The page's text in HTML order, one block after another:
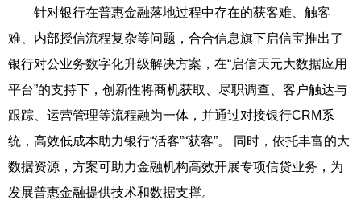
针对银行在普惠金融落地过程中存在的获客难、触客
难、内部授信流程复杂等问题，合合信息旗下启信宝推出了
银行对公业务数字化升级解决方案，在“启信天元大数据应用
平台”的支持下，创新性将商机获取、尽职调查、客户触达与
跟踪、运营管理等流程融为一体，并通过对接银行CRM系
统，高效低成本助力银行“活客”“获客”。 同时，依托丰富的大
数据资源，方案可助力金融机构高效开展专项信贷业务，为
发展普惠金融提供技术和数据支撑。